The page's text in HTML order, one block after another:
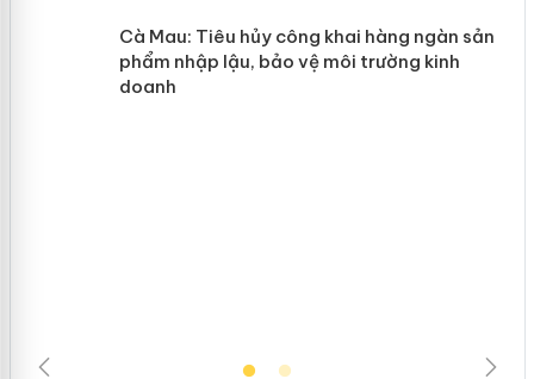
Hưng Yên: Xử lý 6 hộ kinh doanh bán
hàng giả mạo nhãn hiệu Adidas, Nike